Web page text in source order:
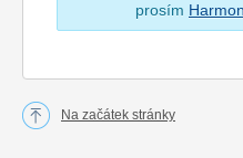
prosím
Na začátek stránky